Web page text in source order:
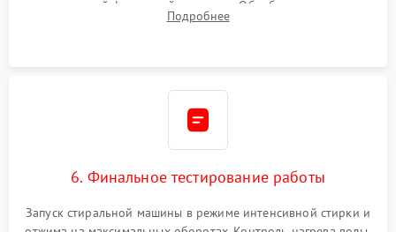
надежной фиксацией хомутами. Обработка стыков
герметиком для предотвращения возможных протечек воды.
Подробнее
6. Финальное тестирование работы
Запуск стиральной машины в режиме интенсивной стирки и